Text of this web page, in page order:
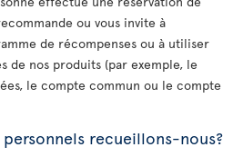
ou vous invite à
de récompenses ou à utiliser
de nos produits (par exemple, le
le compte commun ou le compte
recueillons-nous?